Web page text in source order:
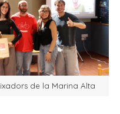
de la Marina Alta